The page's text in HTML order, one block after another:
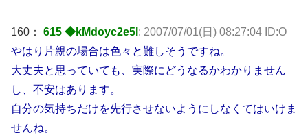
160： 615 ◆kMdoyc2e5I : 2007/07/01(日) 08:27:04 ID:O
やはり片親の場合は色々と難しそうですね。
大丈夫と思っていても、実際にどうなるかわかりません
し、不安はあります。
自分の気持ちだけを先行させないようにしなくてはいけま
せんね。